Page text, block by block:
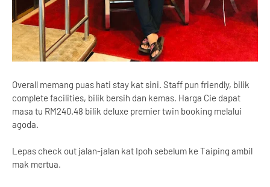
Overall memang puas hati stay kat sini. Staff pun friendly, bilik
complete facilities, bilik bersih dan kemas. Harga Cie dapat
masa tu RM240.48 bilik deluxe premier twin booking melalui
agoda.
Lepas check out jalan-jalan kat Ipoh sebelum ke Taiping ambil
mak mertua.